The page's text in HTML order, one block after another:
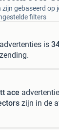
gebaseerd op
filters
advertenties is
ace
zijn in de